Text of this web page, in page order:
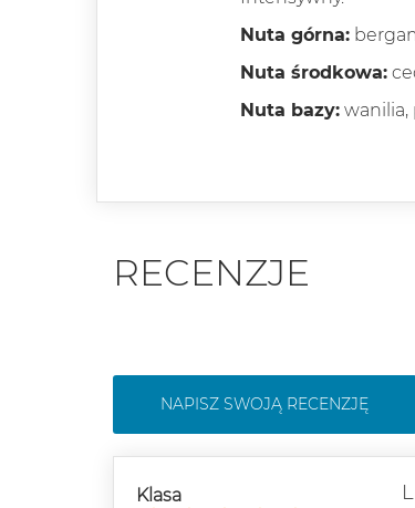
Nuta górna:
Nuta środkowa:
Nuta bazy: wanilia,
RECENZJE
NAPISZ SWOJĄ RECENZJĘ
Klasa